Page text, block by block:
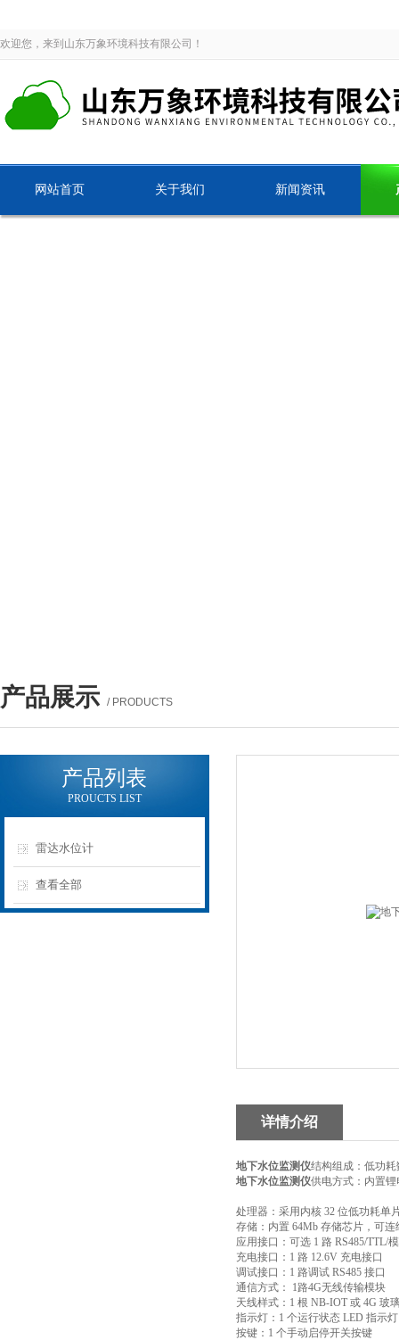
欢迎您，来到山东万象环境科技有限公司！
网站首页 关于我们 新闻资讯
产品展示 / PRODUCTS
产品列表
PROUCTS LIST
雷达水位计
查看全部
详情介绍
地下水位监测仪结构组成：低功
地下水位监测仪供电方式：内置
处理器：采用内核 32 位低功耗单
存储：内置 64Mb 存储芯片，可
应用接口：可选 1 路 RS485/TTL/
充电接口：1 路 12.6V 充电接口
调试接口：1 路调试 RS485 接口
通信方式： 1路4G无线传输模块
天线样式：1 根 NB-IOT 或 4G 玻
指示灯：1 个运行状态 LED 指示灯
按键：1 个手动启停开关按键